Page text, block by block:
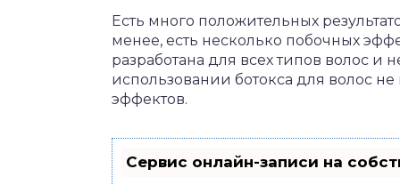
Есть много положительных
менее, есть несколько побочных
разработана для всех типов волос
использовании ботокса для волос
эффектов.
Сервис онлайн-записи на